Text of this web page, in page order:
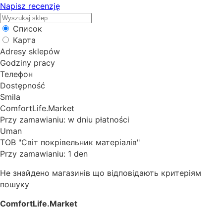
Napisz recenzję
Список
Карта
Adresy sklepów
Godziny pracy
Телефон
Dostępność
Smila
ComfortLife.Market
Przy zamawianiu: w dniu płatności
Uman
ТОВ "Світ покрівельник матеріалів"
Przy zamawianiu: 1 den
Не знайдено магазинів що відповідають критеріям
пошуку
ComfortLife.Market